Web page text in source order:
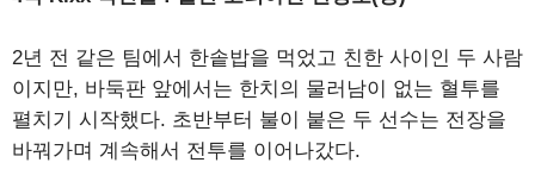
2년 전 같은 팀에서 한솥밥을 먹었고 친한 사이인 두 사람
이지만, 바둑판 앞에서는 한치의 물러남이 없는 혈투를
펼치기 시작했다. 초반부터 불이 붙은 두 선수는 전장을
바꿔가며 계속해서 전투를 이어나갔다.